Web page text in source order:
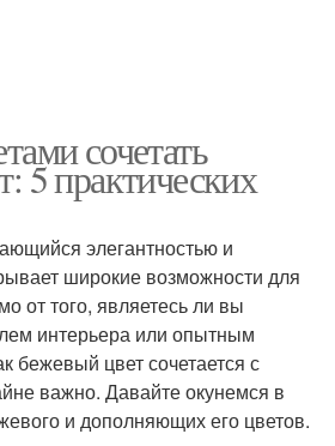
сочетать
5 практических
элегантностью и
широкие возможности для
от того, являетесь ли вы
интерьера или опытным
бежевый цвет сочетается с
важно. Давайте окунемся в
и дополняющих его цветов.